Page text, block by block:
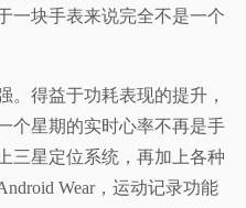
一块手表来说完全不是一个
。得益于功耗表现的提升，
个星期的实时心率不再是手
三星定位系统，再加上各种
Wear，运动记录功能